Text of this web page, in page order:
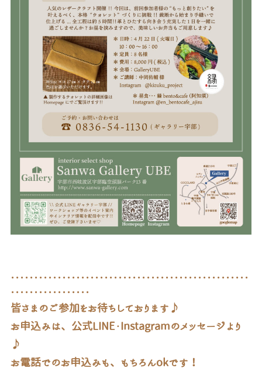
･･･････････････････････････････････････････････････
･････････････････
皆さまのご参加をお待ちしております♪
お申込みは、公式LINE・Instagramのメッセージより
♪
お電話でのお申込みも、もちろんokです！